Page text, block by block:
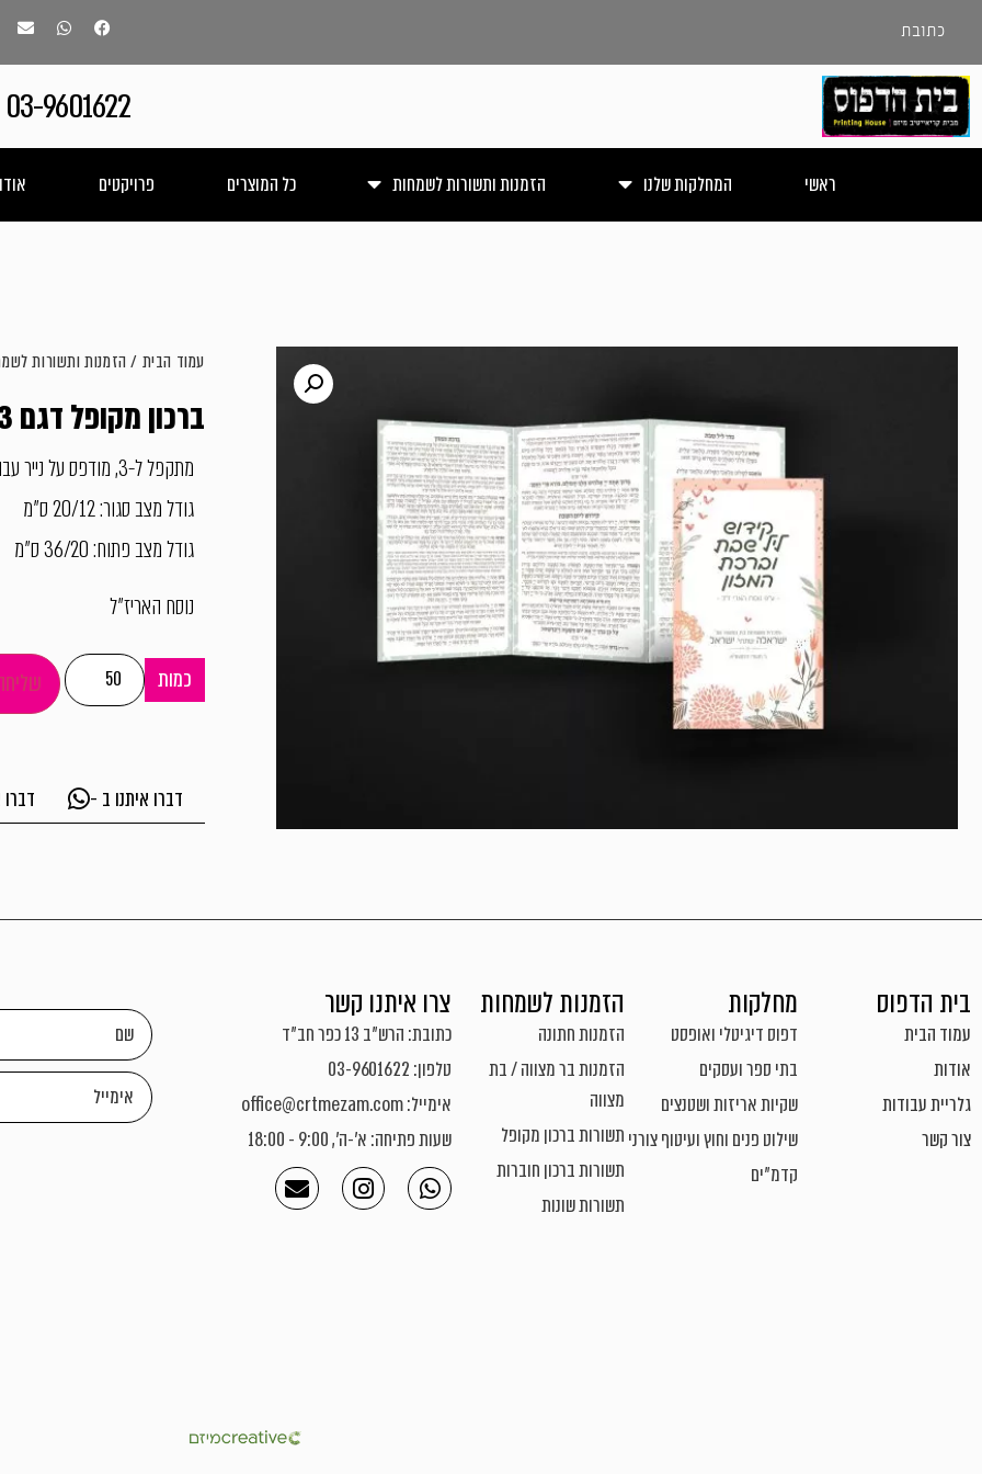
כתובת
03-9601622
ראשי המחלקות שלנו הזמנות ותשורות לשמחות כל המוצרים פרויקטים
ברכון מקופל דגם BC103
מתקפל ל-3, מודפס על נייר עבה + למינציה דו צידית מט/מבריק
גודל מצב סגור: 20/12 ס"מ
גודל מצב פתוח: 36/20 ס"מ
נוסח האריז"ל
כמות
דברו איתנו ב -
עמוד הבית / הזמנות ותשורות
בית הדפוס
עמוד הבית
אודות
גלריית עבודות
צור קשר
מחלקות
דפוס דיגיטלי ואופסט
בתי ספר ועסקים
שקיות אריזות ושטנצים
שילוט פנים וחוץ ועיטוף צורני
קדמ"ים
הזמנות לשמחות
הזמנות חתונה
הזמנות בר מצווה / בת
מצווה
תשורות ברכון מקופל
תשורות ברכון חוברות
תשורות שונות
צרו איתנו קשר
כתובת: הרש"ב 13 כפר חב"ד
טלפון: 03-9601622
אימייל: office@crtmezam.com
שעות פתיחה: א'-ה', 9:00 - 18:00